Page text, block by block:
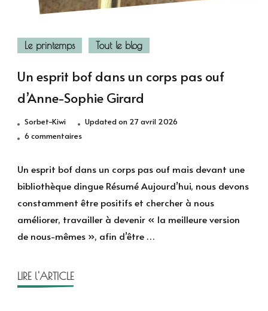
Le printemps Tout le blog
Un esprit bof dans un corps pas ouf
d’Anne-Sophie Girard
Sorbet-Kiwi Updated on 27 avril 2026
6 commentairessur
dans
un
corps
pas
Un esprit bof dans un corps pas ouf mais devant une
bibliothèque dingue Résumé Aujourd’hui, nous devons
constamment être positifs et chercher à nous
améliorer, travailler à devenir « la meilleure version
de nous-mêmes », afin d’être …
LIRE l'ARTICLE